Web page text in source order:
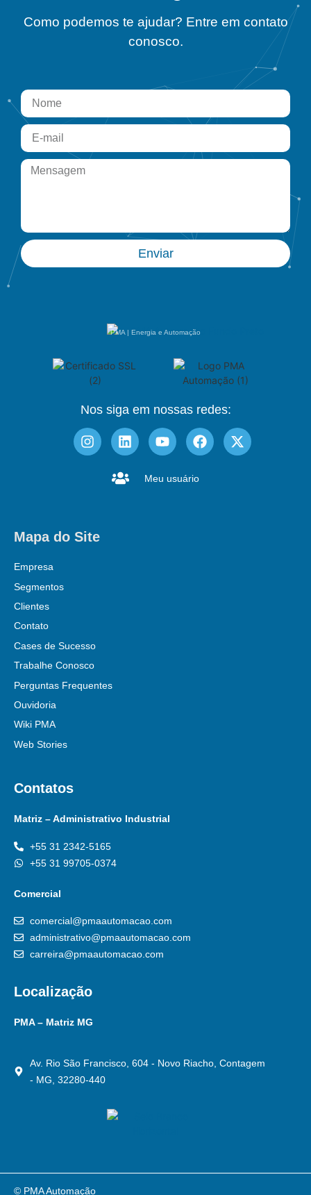
Como podemos te ajudar? Entre em contato
conosco.
Enviar
PMA | Energia e Automação
Nos siga em nossas redes:
Meu usuário
Mapa do Site
Empresa
Segmentos
Clientes
Contato
Cases de Sucesso
Trabalhe Conosco
Perguntas Frequentes
Ouvidoria
Wiki PMA
Web Stories
Contatos
Matriz – Administrativo Industrial
+55 31 2342-5165
+55 31 99705-0374
Comercial
comercial@pmaautomacao.com
administrativo@pmaautomacao.com
carreira@pmaautomacao.com
Localização
PMA – Matriz MG
Av. Rio São Francisco, 604 - Novo Riacho, Contagem
- MG, 32280-440
© PMA Automação